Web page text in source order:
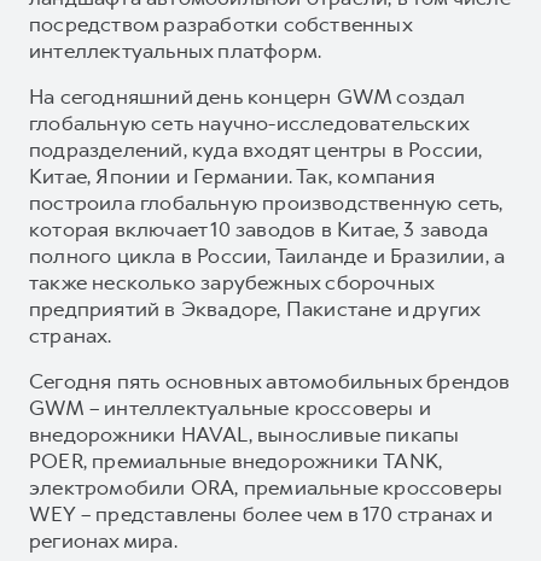
посредством разработки собственных
интеллектуальных платформ.
На сегодняшний день концерн GWM создал
глобальную сеть научно-исследовательских
подразделений, куда входят центры в России,
Китае, Японии и Германии. Так, компания
построила глобальную производственную сеть,
которая включает 10 заводов в Китае, 3 завода
полного цикла в России, Таиланде и Бразилии, а
также несколько зарубежных сборочных
предприятий в Эквадоре, Пакистане и других
странах.
Сегодня пять основных автомобильных брендов
GWM – интеллектуальные кроссоверы и
внедорожники HAVAL, выносливые пикапы
POER, премиальные внедорожники TANK,
электромобили ORA, премиальные кроссоверы
WEY – представлены более чем в 170 странах и
регионах мира.